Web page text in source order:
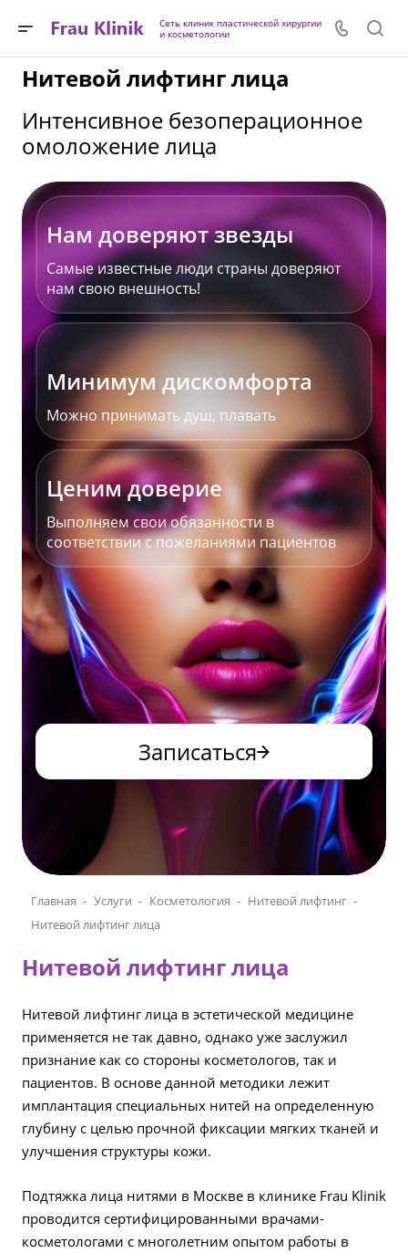
Сеть клиник пластической хирургии
и косметологии
Нитевой лифтинг лица
Интенсивное безоперационное
омоложение лица
Нам доверяют звезды
Самые известные люди страны доверяют
нам свою внешность!
Минимум дискомфорта
Можно принимать душ, плавать
Ценим доверие
Выполняем свои обязанности в
соответствии с пожеланиями пациентов
Записаться
Главная Услуги Косметология
Нитевой лифтинг
Нитевой лифтинг лица
Нитевой лифтинг лица
Нитевой лифтинг лица в эстетической медицине
применяется не так давно, однако уже заслужил
признание как со стороны косметологов, так и
пациентов. В основе данной методики лежит
имплантация специальных нитей на определенную
глубину с целью прочной фиксации мягких тканей и
улучшения структуры кожи.
Подтяжка лица нитями в Москве в клинике Frau Klinik
проводится сертифицированными врачами-
косметологами с многолетним опытом работы в